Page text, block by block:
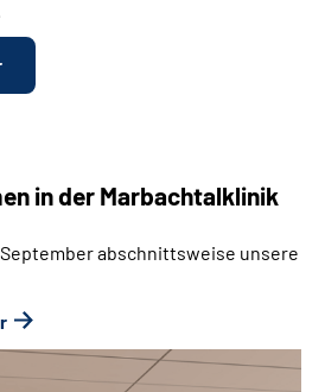
in der Marbachtalklinik
abschnittsweise unsere